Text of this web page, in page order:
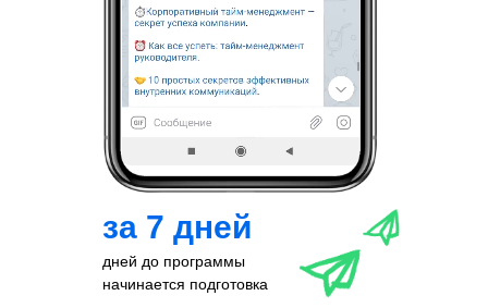
за 7 дней
дней до программы
начинается подготовка